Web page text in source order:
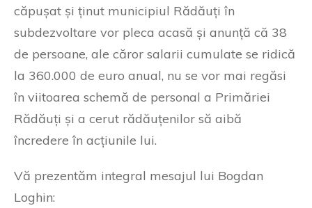
căpușat și ținut municipiul Rădăuți în
subdezvoltare vor pleca acasă și anunță că 38
de persoane, ale căror salarii cumulate se ridică
la 360.000 de euro anual, nu se vor mai regăsi
în viitoarea schemă de personal a Primăriei
Rădăuți și a cerut rădăuțenilor să aibă
încredere în acțiunile lui.
Vă prezentăm integral mesajul lui Bogdan
Loghin: